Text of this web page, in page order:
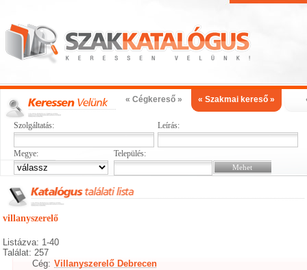
« Cégkereső » « Szakmai kereső »
Szolgáltatás: Leírás:
Megye: Település:
villanyszerelő
Listázva: 1-40
Találat: 257
Cég: Villanyszerelő Debrecen